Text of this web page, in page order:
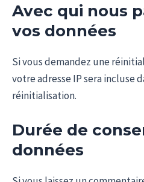
Avec qui nous
vos données
Si vous demandez une
votre adresse IP sera incluse
réinitialisation.
Durée de
données